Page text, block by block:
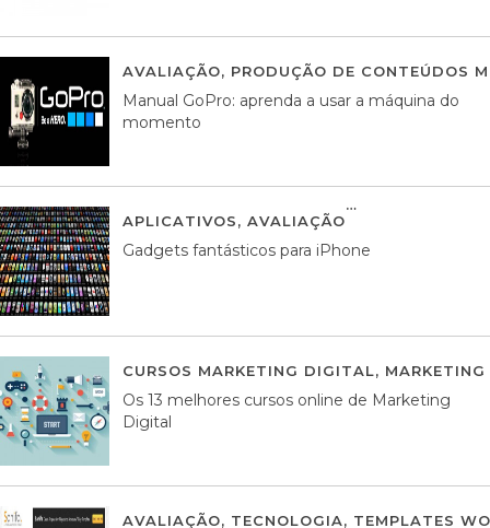
AVALIAÇÃO, PRODUÇÃO DE CONTEÚDOS
Manual GoPro: aprenda a usar a máquina do
momento
APLICATIVOS, AVALIAÇÃO
Gadgets fantásticos para iPhone
CURSOS MARKETING DIGITAL,
Os 13 melhores cursos online de Marketing
Digital
AVALIAÇÃO, TECNOLOGIA, TEMPLATES